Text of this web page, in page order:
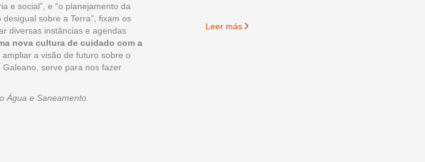
e social”, e “o planejamento da
sobre a Terra”, fixam os
diversas instâncias e agendas
nova cultura de cuidado com a
ampliar a visão de futuro sobre o
serve para nos fazer
Água e Saneamento.
Leer más